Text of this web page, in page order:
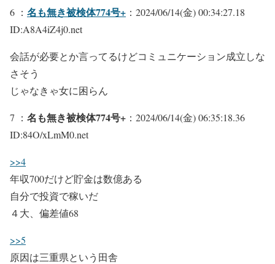
6 ： 名も無き被検体774号+ ：2024/06/14(金) 00:34:27.18
ID:A8A4iZ4j0.net
会話が必要とか言ってるけどコミュニケーション成立しな
さそう
じゃなきゃ女に困らん
7 ： 名も無き被検体774号+ ：2024/06/14(金) 06:35:18.36
ID:84O/xLmM0.net
>>4
年収700だけど貯金は数億ある
自分で投資で稼いだ
４大、偏差値68
>>5
原因は三重県という田舎